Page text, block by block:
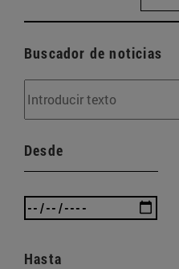
Buscador de noticias
Desde
Hasta